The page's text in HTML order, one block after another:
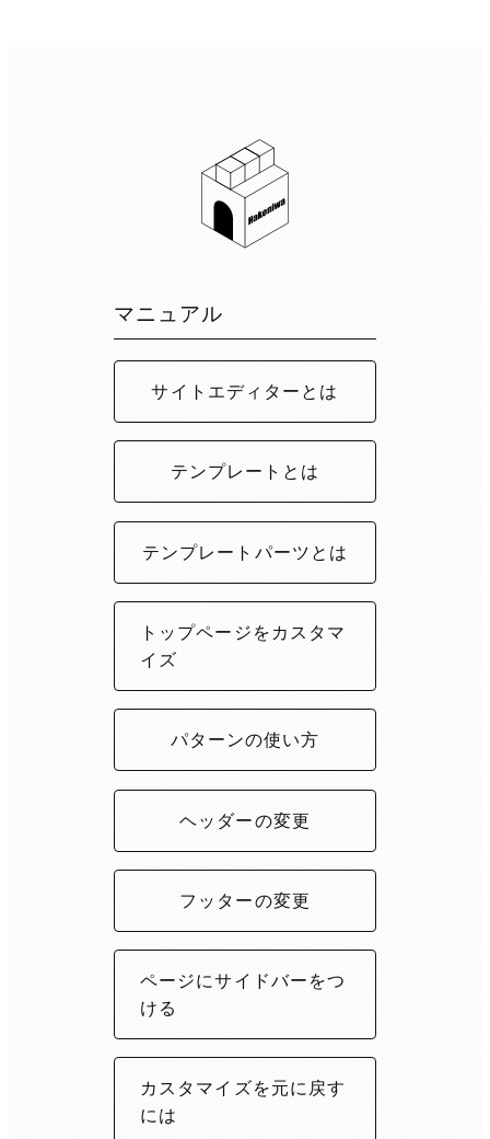
マニュアル
サイトエディターとは
テンプレートとは
テンプレートパーツとは
トップページをカスタマ
イズ
パターンの使い方
ヘッダーの変更
フッターの変更
ページにサイドバーをつ
ける
カスタマイズを元に戻す
には